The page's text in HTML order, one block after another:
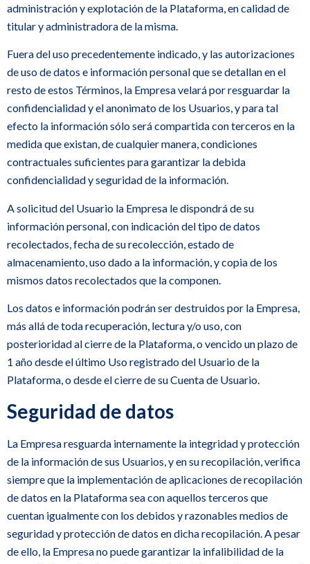
administración y explotación de la Plataforma, en calidad de
titular y administradora de la misma.
Fuera del uso precedentemente indicado, y las autorizaciones
de uso de datos e información personal que se detallan en el
resto de estos Términos, la Empresa velará por resguardar la
confidencialidad y el anonimato de los Usuarios, y para tal
efecto la información sólo será compartida con terceros en la
medida que existan, de cualquier manera, condiciones
contractuales suficientes para garantizar la debida
confidencialidad y seguridad de la información.
A solicitud del Usuario la Empresa le dispondrá de su
información personal, con indicación del tipo de datos
recolectados, fecha de su recolección, estado de
almacenamiento, uso dado a la información, y copia de los
mismos datos recolectados que la componen.
Los datos e información podrán ser destruidos por la Empresa,
más allá de toda recuperación, lectura y/o uso, con
posterioridad al cierre de la Plataforma, o vencido un plazo de
1 año desde el último Uso registrado del Usuario de la
Plataforma, o desde el cierre de su Cuenta de Usuario.
Seguridad de datos
La Empresa resguarda internamente la integridad y protección
de la información de sus Usuarios, y en su recopilación, verifica
siempre que la implementación de aplicaciones de recopilación
de datos en la Plataforma sea con aquellos terceros que
cuentan igualmente con los debidos y razonables medios de
seguridad y protección de datos en dicha recopilación. A pesar
de ello, la Empresa no puede garantizar la infalibilidad de la